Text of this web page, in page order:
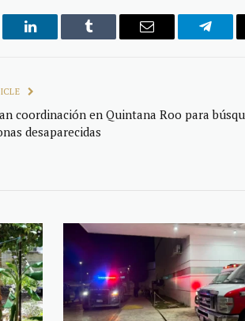
LinkedIn Tumblr Email
coordinación en Quintana Roo para
desaparecidas